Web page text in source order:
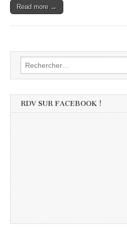
Read more →
Rechercher :
RDV SUR FACEBOOK !